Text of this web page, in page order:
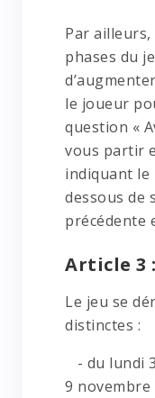
Par
phases du
le joueur
question «
vous partir
indiquant le
dessous de
précédente
Article 3
Le jeu se
distinctes :
- du lundi
9 novembre